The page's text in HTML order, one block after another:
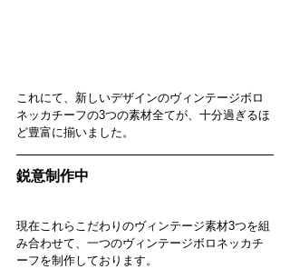
これにて、新しいデザインのヴィンテージボロ
ネッカチーフの3つの素材全てが、十分過ぎるほ
ど豊富に揃いました。
鋭意制作中
現在これらこだわりのヴィンテージ素材3つを組
み合わせて、一つのヴィンテージボロネッカチ
ーフを制作しております。